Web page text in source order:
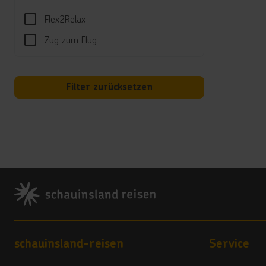
Flex2Relax
Zug zum Flug
Filter zurücksetzen
Footer
Footer navigation
schauinsland-reisen Service